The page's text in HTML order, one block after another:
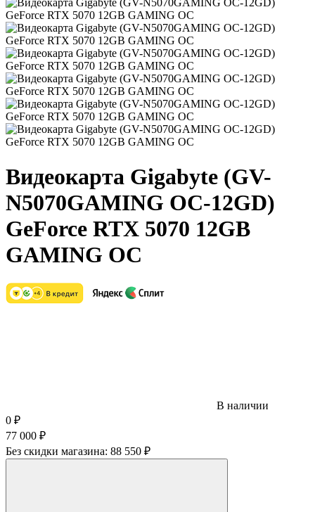
Видеокарта Gigabyte (GV-
N5070GAMING OC-12GD)
GeForce RTX 5070 12GB
GAMING OC
В наличии
0 ₽
77 000 ₽
Без скидки магазина: 88 550 ₽